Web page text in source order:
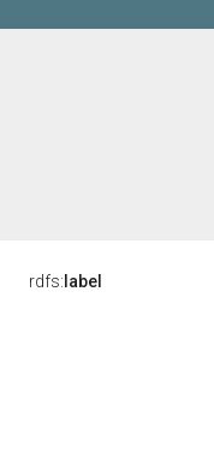
rdfs: label